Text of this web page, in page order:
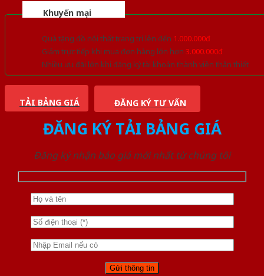
Khuyến mại
Quà tặng đồ nội thất trang trí lên đến 1.000.000đ
Giảm trực tiếp khi mua đơn hàng lớn hơn 3.000.000đ
Nhiều ưu đãi lớn khi đăng ký tài khoản thành viên thân thiết
TẢI BẢNG GIÁ ĐĂNG KÝ TƯ VẤN
ĐĂNG KÝ TẢI BẢNG GIÁ
Đăng ký nhận báo giá mới nhất từ chúng tôi